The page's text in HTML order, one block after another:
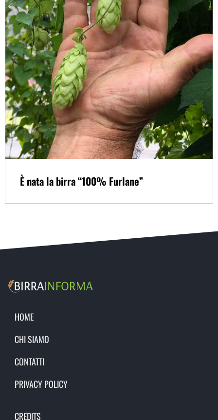
È nata la birra “100% Furlane”
HOME
CHI SIAMO
CONTATTI
PRIVACY POLICY
CREDITS